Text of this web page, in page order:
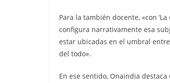
Para la también docente, «con ‘La
configura narrativamente esa
estar ubicadas en el umbral
del todo».
En ese sentido, Onaindia